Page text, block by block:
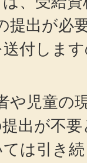
提出が必
付しま
や児童の
出が不
は引き